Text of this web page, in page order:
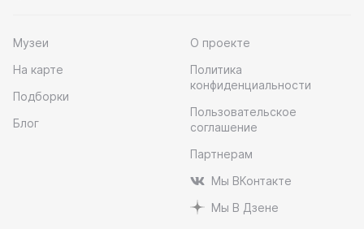
Музеи
На карте
Подборки
Блог
О проекте
Политика
конфиденциальности
Пользовательское
соглашение
Партнерам
Мы ВКонтакте
Мы В Дзене